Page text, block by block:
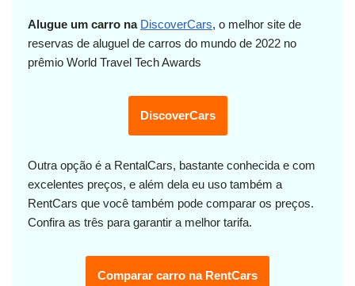
Alugue um carro na DiscoverCars, o melhor site de
reservas de aluguel de carros do mundo de 2022 no
prêmio World Travel Tech Awards
DiscoverCars
Outra opção é a RentalCars, bastante conhecida e com
excelentes preços, e além dela eu uso também a
RentCars que você também pode comparar os preços.
Confira as três para garantir a melhor tarifa.
Comparar carro na RentCars